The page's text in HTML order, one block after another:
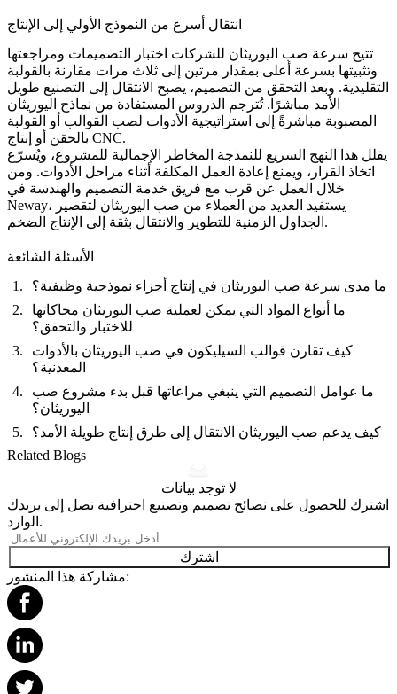
انتقال أسرع من النموذج الأولي إلى الإنتاج
تتيح سرعة صب اليوريثان للشركات اختبار التصميمات ومراجعتها
وتثبيتها بسرعة أعلى بمقدار مرتين إلى ثلاث مرات مقارنة بالقولبة
التقليدية. وبعد التحقق من التصميم، يصبح الانتقال إلى التصنيع طويل
الأمد مباشرًا. تُترجم الدروس المستفادة من نماذج اليوريثان
المصبوبة مباشرةً إلى استراتيجية الأدوات لصب القوالب أو القولبة
بالحقن أو إنتاج CNC.
يقلل هذا النهج السريع للنمذجة المخاطر الإجمالية للمشروع، ويُسرّع
اتخاذ القرار، ويمنع إعادة العمل المكلفة أثناء مراحل الأدوات. ومن
خلال العمل عن قرب مع فريق خدمة التصميم والهندسة في
Neway، يستفيد العديد من العملاء من صب اليوريثان لتقصير
الجداول الزمنية للتطوير والانتقال بثقة إلى الإنتاج الضخم.
الأسئلة الشائعة
ما مدى سرعة صب اليوريثان في إنتاج أجزاء نموذجية وظيفية؟
ما أنواع المواد التي يمكن لعملية صب اليوريثان محاكاتها
للاختبار والتحقق؟
كيف تقارن قوالب السيليكون في صب اليوريثان بالأدوات
المعدنية؟
ما عوامل التصميم التي ينبغي مراعاتها قبل بدء مشروع صب
اليوريثان؟
كيف يدعم صب اليوريثان الانتقال إلى طرق إنتاج طويلة الأمد؟
Related Blogs
لا توجد بيانات
اشترك للحصول على نصائح تصميم وتصنيع احترافية تصل إلى بريدك
الوارد.
اشترك
مشاركة هذا المنشور: